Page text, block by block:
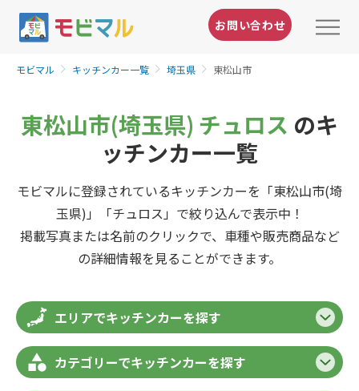
お問い合わせ
モビマル キッチンカー一覧 埼玉県 東松山市
東松山市(埼玉県) チュロス のキ
ッチンカー一覧
モビマルに登録されているキッチンカーを「東松山市(埼
玉県)」「チュロス」で絞り込んで表示中！
掲載写真または名前のクリックで、車種や販売商品など
の詳細情報を見ることができます。
エリアでキッチンカーを探す
カテゴリーでキッチンカーを探す